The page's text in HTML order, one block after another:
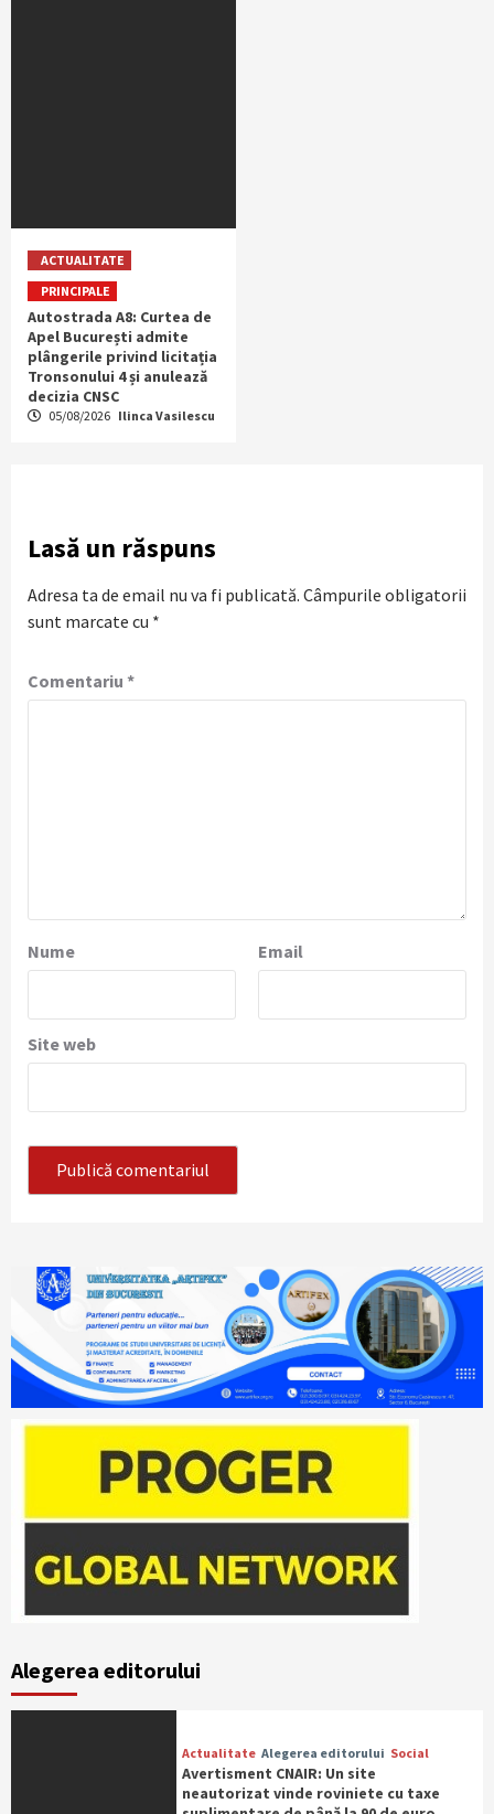
ACTUALITATE
PRINCIPALE
Autostrada A8: Curtea de
Apel București admite
plângerile privind licitația
Tronsonului 4 și anulează
decizia CNSC
05/08/2026 Ilinca Vasilescu
Lasă un răspuns
Adresa ta de email nu va fi publicată. Câmpurile obligatorii
sunt marcate cu *
Comentariu *
Nume Email
Site web
Alegerea editorului
Actualitate Alegerea editorului Social
Avertisment CNAIR: Un site
neautorizat vinde roviniete cu taxe